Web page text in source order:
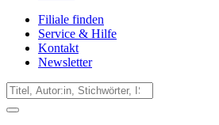
Filiale finden
Service & Hilfe
Kontakt
Newsletter